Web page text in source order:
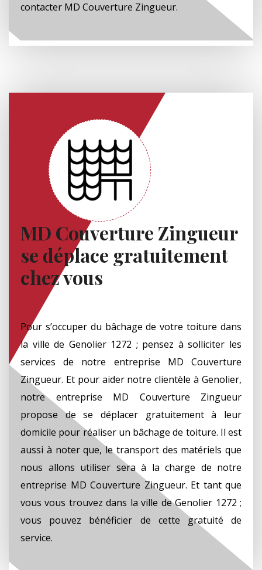
contacter MD Couverture Zingueur.
MD Couverture Zingueur
se déplace gratuitement
chez vous
Pour s’occuper du bâchage de votre toiture dans
la ville de Genolier 1272 ; pensez à solliciter les
services de notre entreprise MD Couverture
Zingueur. Et pour aider notre clientèle à Genolier,
notre entreprise MD Couverture Zingueur
propose de se déplacer gratuitement à leur
domicile pour réaliser un bâchage de toiture. Il est
aussi à noter que, le transport des matériels que
nous allons utiliser sera à la charge de notre
entreprise MD Couverture Zingueur. Et tant que
vous vous trouvez dans la ville de Genolier 1272 ;
vous pouvez bénéficier de cette gratuité de
service.